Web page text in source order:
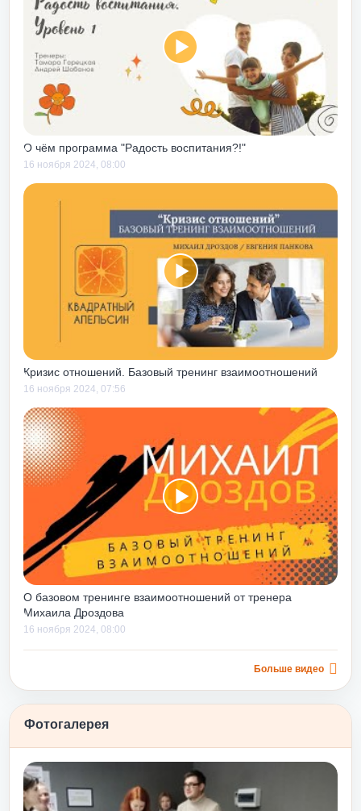
личностного
человека
тебе мягко
к понимаю
погрузишься
прожив
о понимании
под дых». На
картинку
стал для меня,
В легкой,
рассказано
полезен
точно
действий в
руководства.
со
помогает
навыки,
ошибки, еще
будущем.
только строить
дает
их
еще и потому,
после
О чём программа "Радость воспитания?!"
16 ноября 2024, 08:00
Кризис отношений. Базовый тренинг взаимоотношений
16 ноября 2024, 07:56
О базовом тренинге взаимоотношений от тренера
Михаила Дроздова
16 ноября 2024, 08:00
Больше видео
Фотогалерея